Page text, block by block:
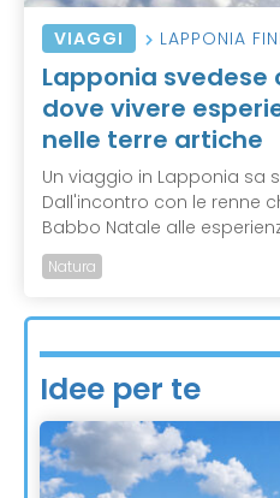
VIAGGI LAPPONIA
Lapponia svedese
dove vivere
nelle terre artiche
Un viaggio in Lapponia sa
Dall'incontro con le renne
Babbo Natale alle
Natura
Idee per te